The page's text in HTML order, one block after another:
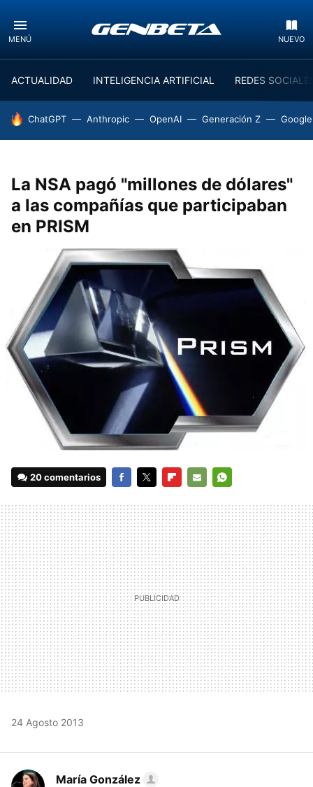
MENÚ NUEVO
ACTUALIDAD INTELIGENCIA ARTIFICIAL REDES
HOY SE HABLA DE
ChatGPT Anthropic OpenAI Generación Z
La NSA pagó "millones de dólares"
a las compañías que participaban
en PRISM
20 comentarios
MAIL
24 Agosto 2013
María González